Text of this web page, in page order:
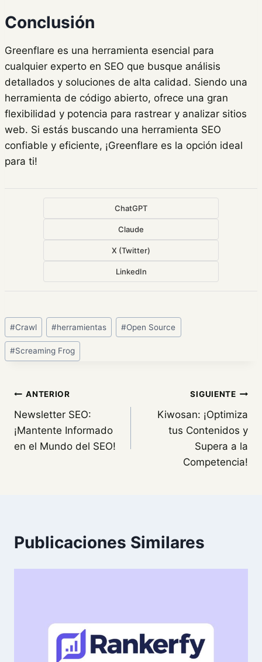
Conclusión
Greenflare es una herramienta esencial para
cualquier experto en SEO que busque análisis
detallados y soluciones de alta calidad. Siendo una
herramienta de código abierto, ofrece una gran
flexibilidad y potencia para rastrear y analizar sitios
web. Si estás buscando una herramienta SEO
confiable y eficiente, ¡Greenflare es la opción ideal
para ti!
ChatGPT
Claude
X (Twitter)
LinkedIn
Etiquetas
de
la
#Crawl #herramientas #Open Source
#Screaming Frog
Navegación
de
entradas
ANTERIOR
Newsletter SEO:
¡Mantente Informado
en el Mundo del SEO!
SIGUIENTE
Kiwosan: ¡Optimiza
tus Contenidos y
Supera a la
Competencia!
Publicaciones Similares